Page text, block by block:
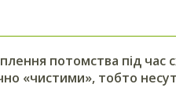
потомства під час
«чистими», тобто